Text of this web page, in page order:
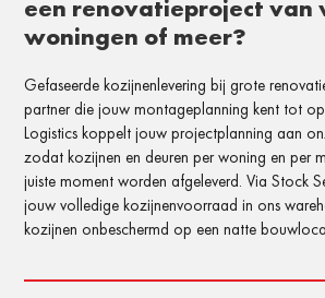
een renovatieproject van
woningen of meer?
Gefaseerde kozijnenlevering bij grote
partner die jouw montageplanning kent tot
Logistics koppelt jouw projectplanning aan
zodat kozijnen en deuren per woning en per
juiste moment worden afgeleverd. Via Stock
jouw volledige kozijnenvoorraad in ons
kozijnen onbeschermd op een natte